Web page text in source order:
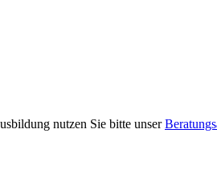
nutzen Sie bitte unser